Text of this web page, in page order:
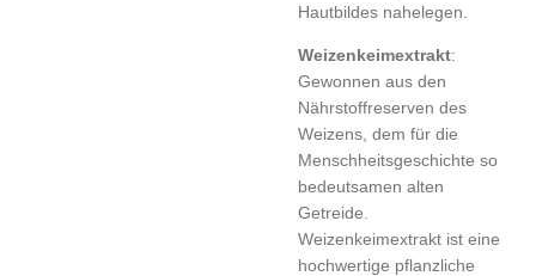
Hautbildes nahelegen.
Weizenkeimextrakt:
Gewonnen aus den
Nährstoffreserven des
Weizens, dem für die
Menschheitsgeschichte so
bedeutsamen alten
Getreide.
Weizenkeimextrakt ist eine
hochwertige pflanzliche